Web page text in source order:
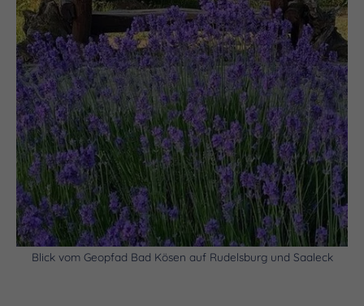
Blick vom Geopfad Bad Kösen auf Rudelsburg und Saaleck